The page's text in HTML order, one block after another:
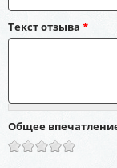
Текст отзыва *
Общее